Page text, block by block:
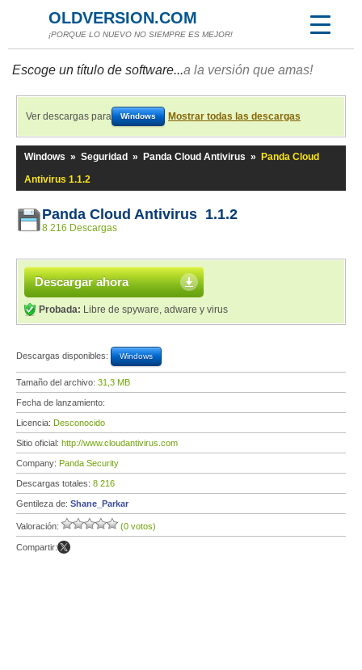
OLDVERSION.COM
¡PORQUE LO NUEVO NO SIEMPRE ES MEJOR!
Escoge un título de software...a la versión que amas!
Ver descargas para Windows Mostrar todas las descargas
Windows » Seguridad » Panda Cloud Antivirus »
Panda Cloud
Antivirus 1.1.2
Panda Cloud Antivirus 1.1.2
8 216 Descargas
Descargar ahora
Probada: Libre de spyware, adware y virus
Descargas disponibles: Windows
Tamaño del archivo: 31,3 MB
Fecha de lanzamiento:
Licencia: Desconocido
Sitio oficial: http://www.cloudantivirus.com
Company: Panda Security
Descargas totales: 8 216
Gentileza de: Shane_Parkar
Valoración: (0 votos)
Compartir: